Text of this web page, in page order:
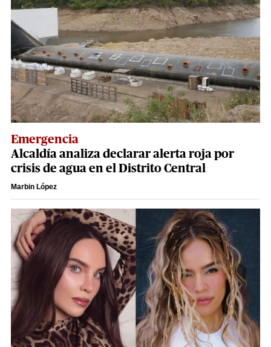
Emergencia
Alcaldía analiza declarar alerta roja por
crisis de agua en el Distrito Central
Marbin López